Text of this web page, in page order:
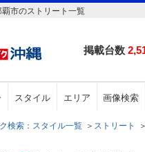
市のストリート一覧
掲載台数
スタイル エリア 画像検索
検索：スタイル一覧 ＞ ストリート ＞